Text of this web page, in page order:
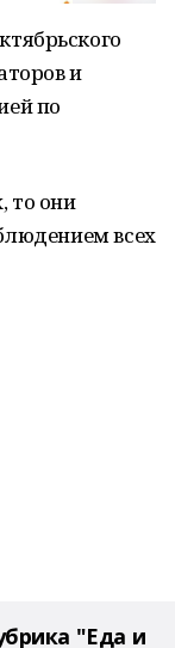
и
по
то они
всех
"Еда и